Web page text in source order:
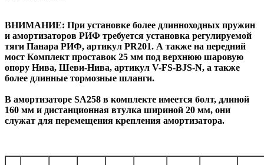
ВНИМАНИЕ: При установке более длинноходных пружин
и амортизаторов РИФ требуется установка регулируемой
тяги Панара РИФ, артикул PR201. А также на передний
мост Комплект проставок 25 мм под верхнюю шаровую
опору Нива, Шеви-Нива, артикул V-FS-BJS-N, а также
более длинные тормозные шланги.
В амортизаторе SA258 в комплекте имеется болт, длиной
160 мм и дистанционная втулка шириной 20 мм, они
служат для перемещения крепления амортизатора.